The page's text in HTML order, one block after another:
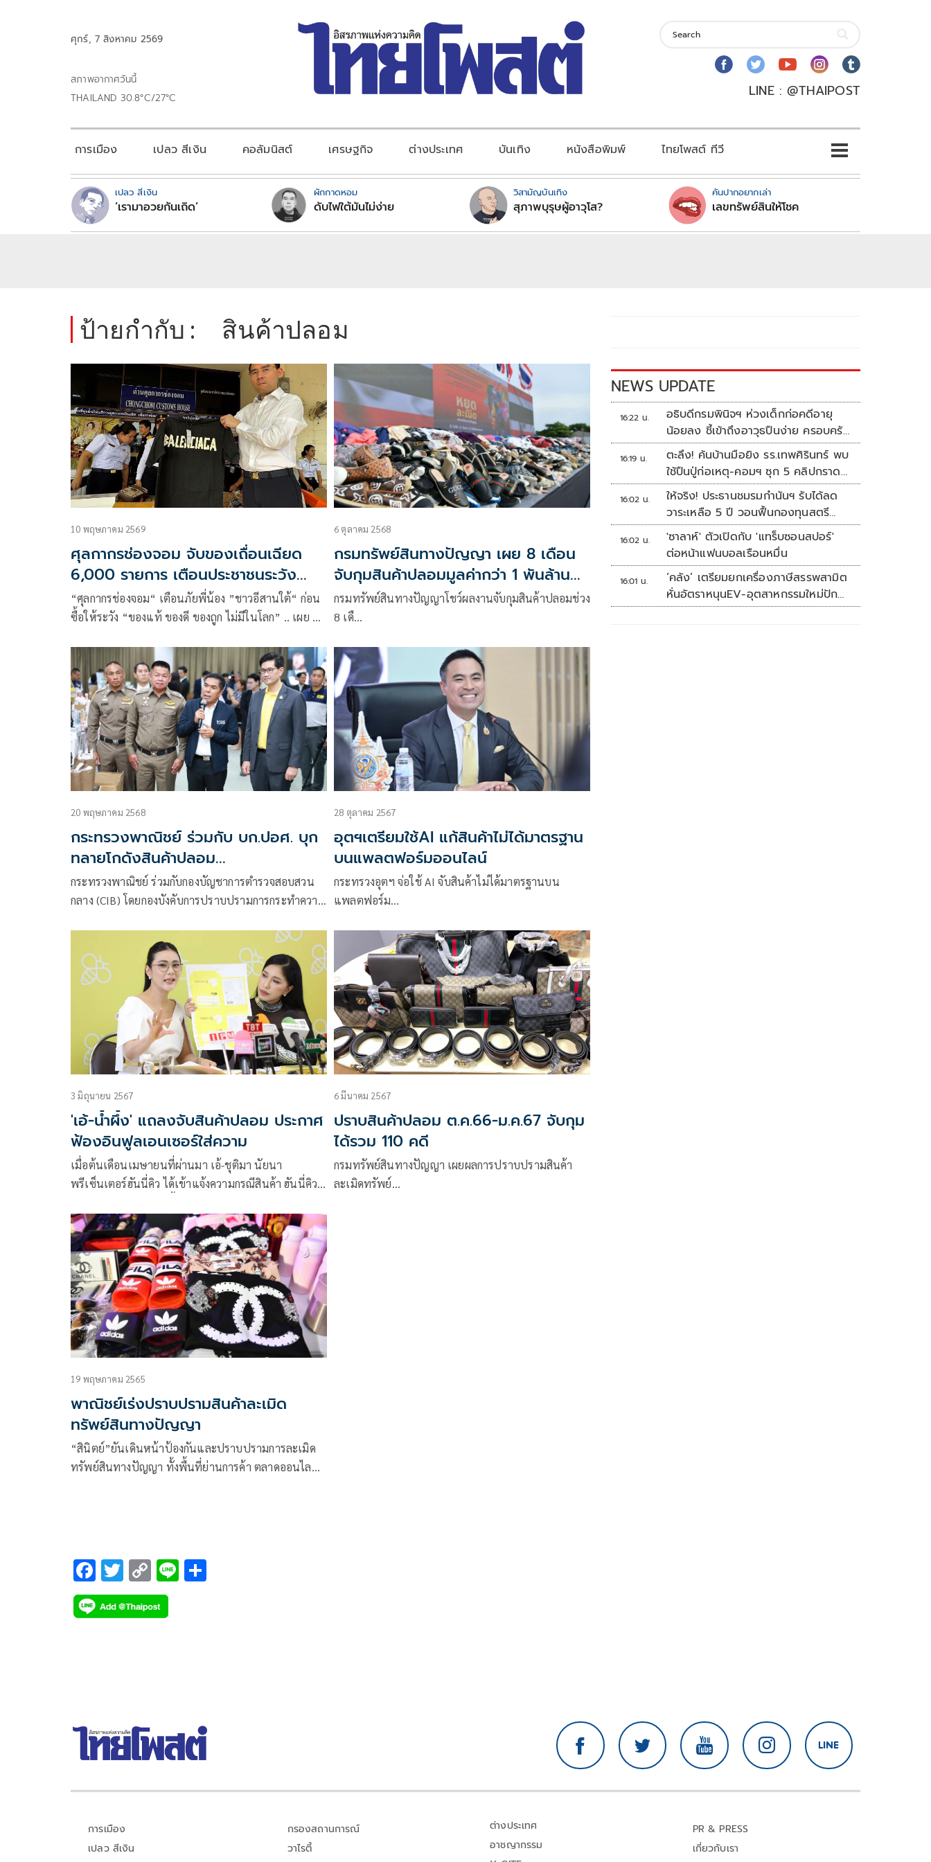
ศุกร์, 7 สิงหาคม 2569
สภาพอากาศวันนี้
THAILAND 30.8°C/27°C
LINE : @THAIPOST
การเมือง เปลว สีเงิน คอลัมนิสต์ เศรษฐกิจ ต่างประเทศ บันเทิง หนังสือพิมพ์ ไทยโพสต์ ทีวี
เปลว สีเงิน
‘เรามาอวยกันเถิด’
ผักกาดหอม
ดับไฟใต้มันไม่ง่าย
วิสามัญบันเทิง
สุภาพบุรุษผู้อาวุโส?
คันปากอยากเล่า
เลขทรัพย์สินให้โชค
ป้ายกำกับ : สินค้าปลอม
10 พฤษภาคม 2569
ศุลกากรช่องจอม จับของเถื่อนเฉียด
6,000 รายการ เตือนประชาชนระวัง
สินค้าปลอม
“ศุลกากรช่องจอม“ เตือนภัยพี่น้อง ”ชาวอีสานใต้“ ก่อน
ซื้อให้ระวัง “ของแท้ ของดี ของถูก ไม่มีในโลก” .. เผย 3
เสียหายฯกว่า 55,000,000 บาท !!
6 ตุลาคม 2568
กรมทรัพย์สินทางปัญญา เผย 8 เดือน
จับกุมสินค้าปลอมมูลค่ากว่า 1 พันล้าน
บาท
กรมทรัพย์สินทางปัญญาโชว์ผลงานจับกุมสินค้าปลอมช่วง
8 เดื…
20 พฤษภาคม 2568
กระทรวงพาณิชย์ ร่วมกับ บก.ปอศ. บุก
ทลายโกดังสินค้าปลอม
เครื่องหมายการค้า กว่า 78,000 ชิ้น
มูลค่ากว่า 52 ล้านบาท
กระทรวงพาณิชย์ ร่วมกับกองบัญชาการตำรวจสอบสวน
กลาง (CIB) โดยกองบังคับการปราบปรามการกระทำความ
บุกโกดังสินค้าปลอมกว่า 78,000 ชิ้น มูลค่ากว่า 52 ล้าน
บาท
28 ตุลาคม 2567
อุตฯเตรียมใช้AI แก้สินค้าไม่ได้มาตรฐาน
บนแพลตฟอร์มออนไลน์
กระทรวงอุตฯ จ่อใช้ AI จับสินค้าไม่ได้มาตรฐานบน
แพลตฟอร์ม…
3 มิถุนายน 2567
'เอ้-น้ำผึ้ง' แถลงจับสินค้าปลอม ประกาศ
ฟ้องอินฟูลเอนเซอร์ใส่ความ
เมื่อต้นเดือนเมษายนที่ผ่านมา เอ้-ชุติมา นัยนา
พรีเซ็นเตอร์ฮันนี่คิว ได้เข้าแจ้งความกรณีสินค้า ฮันนี่คิว
สินค้าปลอมดังกล่าว และเมื่อวันที่ 29 พ.ค. ที่ผ่านมา
อย.ได้ตรวจจับสินค้าปลอมล็อตดังกล่าว บริษัทจึงได้เปิด
แถลงข่าวชี้แจงว่า
6 มีนาคม 2567
ปราบสินค้าปลอม ต.ค.66-ม.ค.67 จับกุม
ได้รวม 110 คดี
กรมทรัพย์สินทางปัญญา เผยผลการปราบปรามสินค้า
ละเมิดทรัพย์…
19 พฤษภาคม 2565
พาณิชย์เร่งปราบปรามสินค้าละเมิด
ทรัพย์สินทางปัญญา
“สินิตย์”ยันเดินหน้าป้องกันและปราบปรามการละเมิด
ทรัพย์สินทางปัญญา ทั้งพื้นที่ย่านการค้า ตลาดออนไลน์
F
ac
e
T
wi
tt
C
o
p
Li
NEWS UPDATE
16:22 น.
อธิบดีกรมพินิจฯ ห่วงเด็กก่อคดีอายุ
น้อยลง ชี้เข้าถึงอาวุธปืนง่าย ครอบครัว
แตกแยกเป็นชนวนสำคัญ
16:19 น.
ตะลึง! ค้นบ้านมือยิง รร.เทพศิรินทร์ พบ
ใช้ปืนปู่ก่อเหตุ-คอมฯ ซุก 5 คลิปกราด
ยิง
16:02 น.
ให้จริง! ประธานชมรมกำนันฯ รับได้ลด
วาระเหลือ 5 ปี วอนฟื้นกองทุนสตรี
อำเภอละล้าน
16:02 น.
'ซาลาห์' ตัวเปิดกับ 'แทร็บซอนสปอร์'
ต่อหน้าแฟนบอลเรือนหมื่น
16:01 น.
‘คลัง’ เตรียมยกเครื่องภาษีสรรพสามิต
หั่นอัตราหนุนEV-อุตสาหกรรมใหม่ปัก
หมุดไทย
การเมือง
เปลว สีเงิน
กรองสถานการณ์
วาไรตี้
ต่างประเทศ
อาชญากรรม
PR & PRESS
เกี่ยวกับเรา